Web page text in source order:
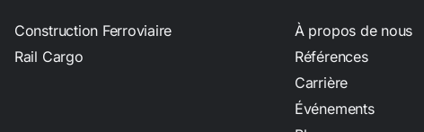
Construction Ferroviaire
Rail Cargo
À propos de nous
Références
Carrière
Événements